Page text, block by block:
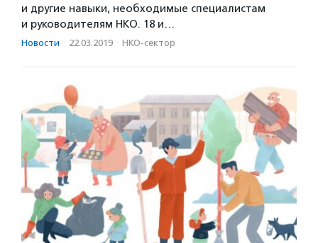
и другие навыки, необходимые специалистам
и руководителям НКО. 18 и…
Новости · 22.03.2019 · НКО-сектор